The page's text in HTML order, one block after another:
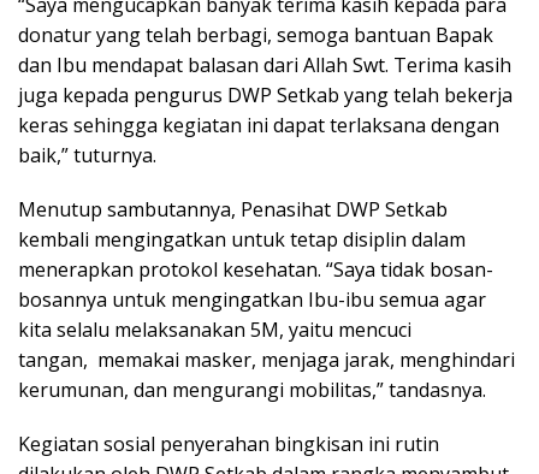
donatur yang telah berbagi, semoga bantuan Bapak
dan Ibu mendapat balasan dari Allah Swt. Terima kasih
juga kepada pengurus DWP Setkab yang telah bekerja
keras sehingga kegiatan ini dapat terlaksana dengan
baik,” tuturnya.
Menutup sambutannya, Penasihat DWP Setkab
kembali mengingatkan untuk tetap disiplin dalam
menerapkan protokol kesehatan. “Saya tidak bosan-
bosannya untuk mengingatkan Ibu-ibu semua agar
kita selalu melaksanakan 5M, yaitu mencuci
tangan, memakai masker, menjaga jarak, menghindari
kerumunan, dan mengurangi mobilitas,” tandasnya.
Kegiatan sosial penyerahan bingkisan ini rutin